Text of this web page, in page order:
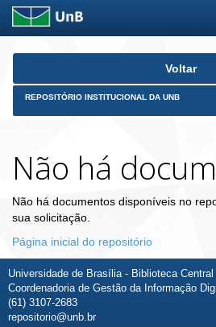
Skip
Voltar
REPOSITÓRIO INSTITUCIONAL DA UNB
Não há
Não há documentos disponíveis no
sua solicitação.
Página inicial do repositório
Universidade de Brasília - Biblioteca Central
Coordenadoria de Gestão da Informação
(61) 3107-2683
repositorio@unb.br